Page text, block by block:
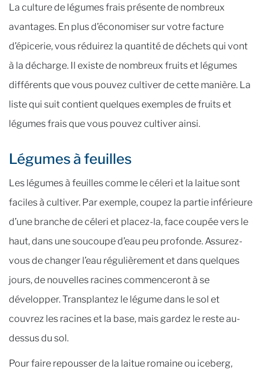
La culture de légumes frais présente de nombreux
avantages. En plus d’économiser sur votre facture
d’épicerie, vous réduirez la quantité de déchets qui vont
à la décharge. Il existe de nombreux fruits et légumes
différents que vous pouvez cultiver de cette manière. La
liste qui suit contient quelques exemples de fruits et
légumes frais que vous pouvez cultiver ainsi.
Légumes à feuilles
Les légumes à feuilles comme le céleri et la laitue sont
faciles à cultiver. Par exemple, coupez la partie inférieure
d’une branche de céleri et placez-la, face coupée vers le
haut, dans une soucoupe d’eau peu profonde. Assurez-
vous de changer l’eau régulièrement et dans quelques
jours, de nouvelles racines commenceront à se
développer. Transplantez le légume dans le sol et
couvrez les racines et la base, mais gardez le reste au-
dessus du sol.
Pour faire repousser de la laitue romaine ou iceberg,